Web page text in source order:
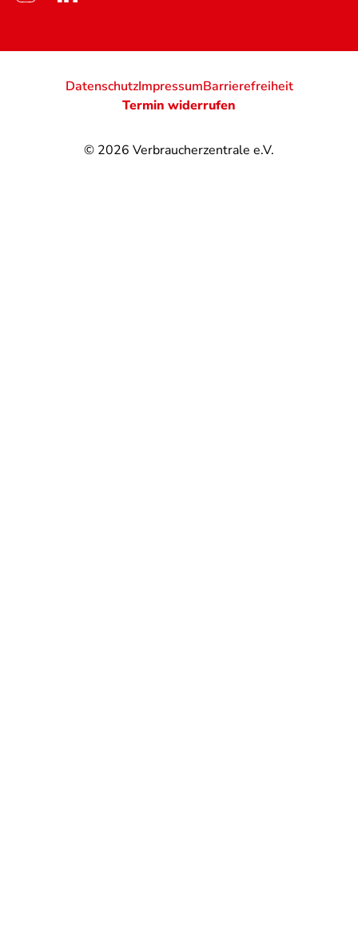
© 2026 Verbraucherzentrale e.V.
DatenschutzImpressumBarrierefreiheit
Termin widerrufen